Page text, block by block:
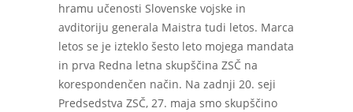
hramu učenosti Slovenske vojske in
avditoriju generala Maistra tudi letos. Marca
letos se je izteklo šesto leto mojega mandata
in prva Redna letna skupščina ZSČ na
korespondenčen način. Na zadnji 20. seji
Predsedstva ZSČ, 27. maja smo skupščino